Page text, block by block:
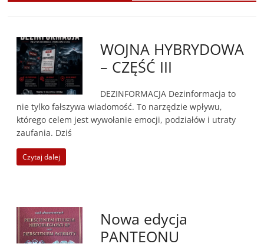
WOJNA HYBRYDOWA
– CZĘŚĆ III
DEZINFORMACJA Dezinformacja to
nie tylko fałszywa wiadomość. To narzędzie wpływu,
którego celem jest wywołanie emocji, podziałów i utraty
zaufania. Dziś
Czytaj dalej
Nowa edycja
PANTEONU